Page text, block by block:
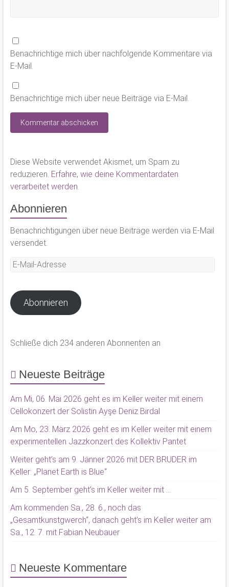
Benachrichtige mich über nachfolgende Kommentare via
E-Mail.
Benachrichtige mich über neue Beiträge via E-Mail.
Diese Website verwendet Akismet, um Spam zu
reduzieren. Erfahre, wie deine Kommentardaten
verarbeitet werden.
Abonnieren
Benachrichtigungen über neue Beiträge werden via E-Mail
versendet.
E-
Abonnieren
Schließe dich 234 anderen Abonnenten an
Neueste Beiträge
Am Mi, 06. Mai 2026 geht es im Keller weiter mit einem
Cellokonzert der Solistin Ayşe Deniz Birdal
Am Mo, 23. März 2026 geht es im Keller weiter mit einem
experimentellen Jazzkonzert des Kollektiv Pantet
Weiter geht’s am 9. Jänner 2026 mit DER BRUDER im
Keller: „Planet Earth is Blue“
Am 5. September geht’s im Keller weiter mit …
Am kommenden Sa., 28. 6., noch das
„Gesamtkunstgwerch“, danach geht’s im Keller weiter am
Sa., 12. 7. mit Fabian Neubauer
Neueste Kommentare